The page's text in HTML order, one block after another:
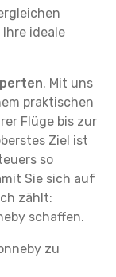
ideale
. Mit uns
praktischen
Flüge bis zur
Ziel ist
so
Sie sich auf
zählt:
schaffen.
zu